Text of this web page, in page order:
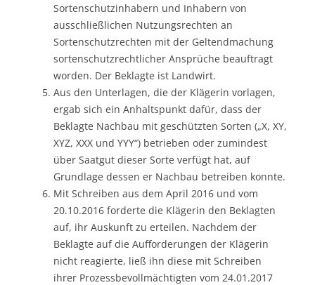
Sortenschutzinhabern und Inhabern von
ausschließlichen Nutzungsrechten an
Sortenschutzrechten mit der Geltendmachung
sortenschutzrechtlicher Ansprüche beauftragt
worden. Der Beklagte ist Landwirt.
Aus den Unterlagen, die der Klägerin vorlagen,
ergab sich ein Anhaltspunkt dafür, dass der
Beklagte Nachbau mit geschützten Sorten („X, XY,
XYZ, XXX und YYY“) betrieben oder zumindest
über Saatgut dieser Sorte verfügt hat, auf
Grundlage dessen er Nachbau betreiben konnte.
Mit Schreiben aus dem April 2016 und vom
20.10.2016 forderte die Klägerin den Beklagten
auf, ihr Auskunft zu erteilen. Nachdem der
Beklagte auf die Aufforderungen der Klägerin
nicht reagierte, ließ ihn diese mit Schreiben
ihrer Prozessbevollmächtigten vom 24.01.2017